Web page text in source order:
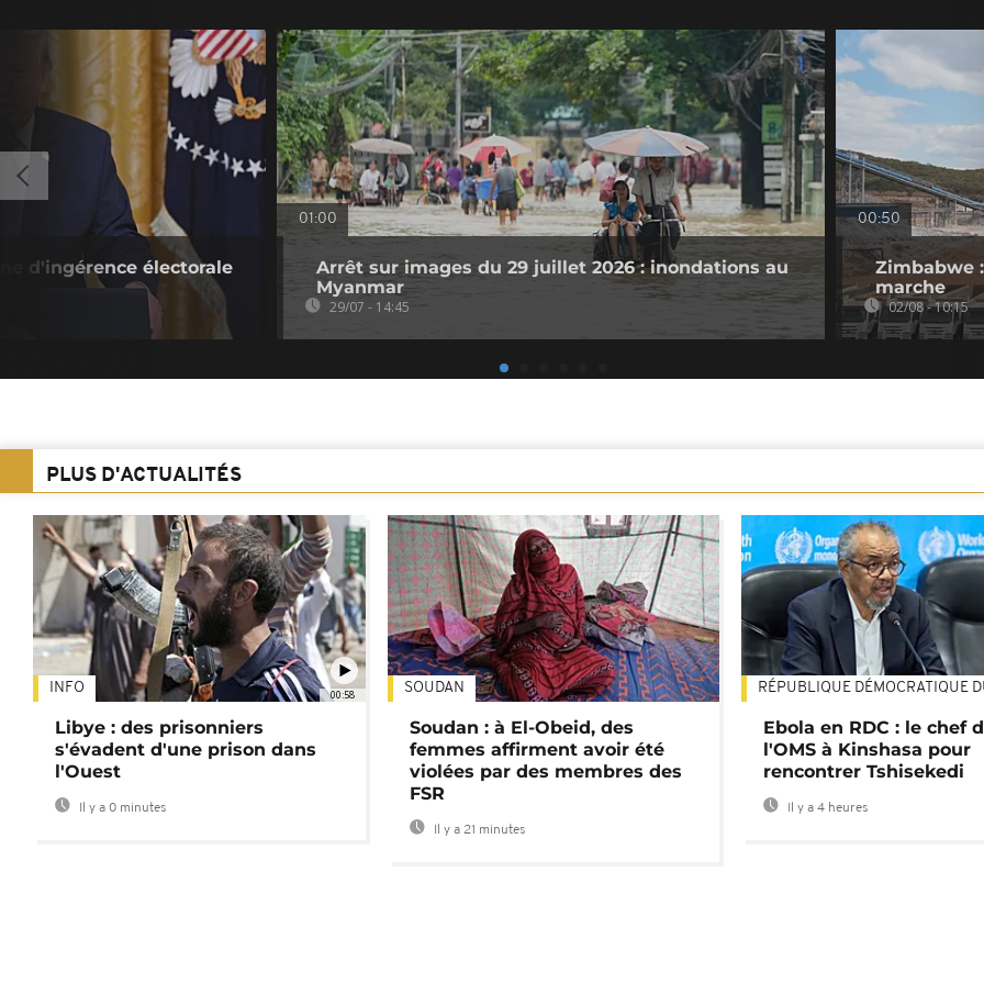
d'ingérence électorale
01:00
Arrêt sur images du 29 juillet 2026 : inondations au
Myanmar
29/07 - 14:45
00:50
Zimbabwe
marche
02/08 - 10:15
PLUS D'ACTUALITÉS
00:58
INFO
Libye : des prisonniers
s'évadent d'une prison dans
l'Ouest
Il y a 0 minutes
SOUDAN
Soudan : à El-Obeid, des
femmes affirment avoir été
violées par des membres des
FSR
Il y a 21 minutes
RÉPUBLIQUE DÉMOCRATIQUE
Ebola en RDC : le chef
l'OMS à Kinshasa pour
rencontrer Tshisekedi
Il y a 4 heures